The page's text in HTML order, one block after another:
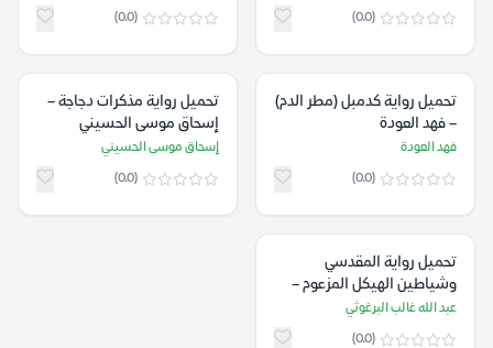
(0.0)
(0.0)
تحميل رواية كدمبل (مطر الدم)
– فهد العودة
فهد العودة
(0.0)
تحميل رواية مذكرات دجاجة –
إسحاق موسى الحسيني
إسحاق موسى الحسيني
(0.0)
تحميل رواية المقدسي
وشياطين الهيكل المزعوم –
عبد الله غالب البرغوثي
عبد الله غالب البرغوثي
(0.0)